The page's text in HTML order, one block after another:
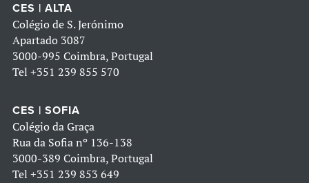
CES | ALTA
Colégio de S. Jerónimo
Apartado 3087
3000-995 Coimbra, Portugal
Tel +351 239 855 570
CES | SOFIA
Colégio da Graça
Rua da Sofia nº 136-138
3000-389 Coimbra, Portugal
Tel +351 239 853 649